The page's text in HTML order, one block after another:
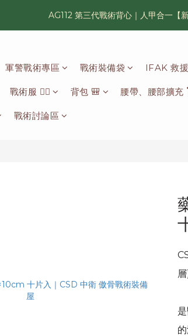
漢光42 傲骨紀念臂章｜滿 6500 贈送
AG112 第三代戰術背心｜人甲合一【新
軍警戰術專區 戰術裝備袋 IFAK 救
戰術服 🦸‍♂️ 背包 🎒 腰帶、腰部擴
戰術討論區